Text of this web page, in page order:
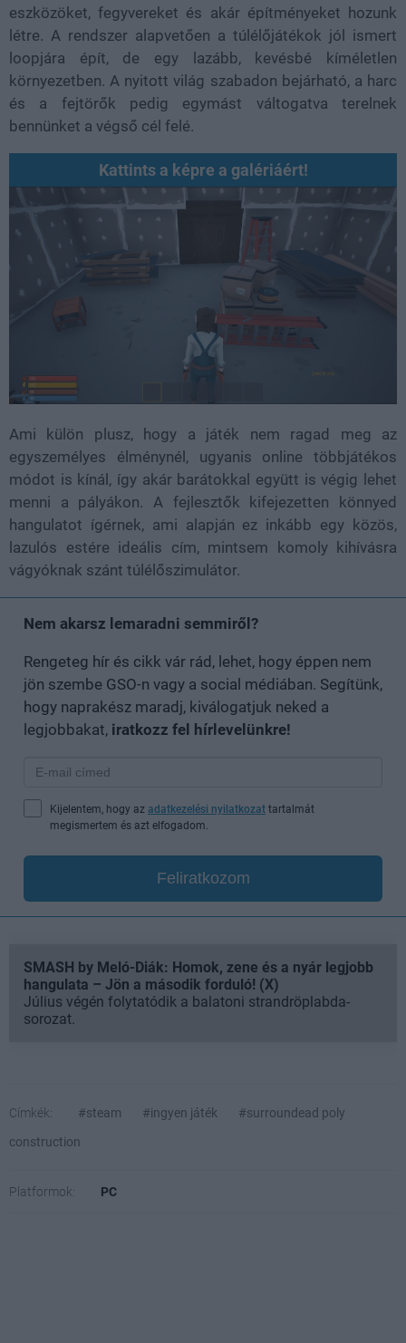
eszközöket, fegyvereket és akár építményeket hozunk
létre. A rendszer alapvetően a túlélőjátékok jól ismert
loopjára épít, de egy lazább, kevésbé kíméletlen
környezetben. A nyitott világ szabadon bejárható, a harc
és a fejtörők pedig egymást váltogatva terelnek
bennünket a végső cél felé.
Kattints a képre a galériáért!
Ami külön plusz, hogy a játék nem ragad meg az
egyszemélyes élménynél, ugyanis online többjátékos
módot is kínál, így akár barátokkal együtt is végig lehet
menni a pályákon. A fejlesztők kifejezetten könnyed
hangulatot ígérnek, ami alapján ez inkább egy közös,
lazulós estére ideális cím, mintsem komoly kihívásra
vágyóknak szánt túlélőszimulátor.
Nem akarsz lemaradni semmiről?
Rengeteg hír és cikk vár rád, lehet, hogy éppen nem
jön szembe GSO-n vagy a social médiában. Segítünk,
hogy naprakész maradj, kiválogatjuk neked a
legjobbakat, iratkozz fel hírlevelünkre!
Kijelentem, hogy az adatkezelési nyilatkozat tartalmát
megismertem és azt elfogadom.
Feliratkozom
SMASH by Meló-Diák: Homok, zene és a nyár legjobb
hangulata – Jön a második forduló! (X)
Július végén folytatódik a balatoni strandröplabda-
sorozat.
Címkék: #steam #ingyen játék
#surroundead poly
construction
Platformok: PC